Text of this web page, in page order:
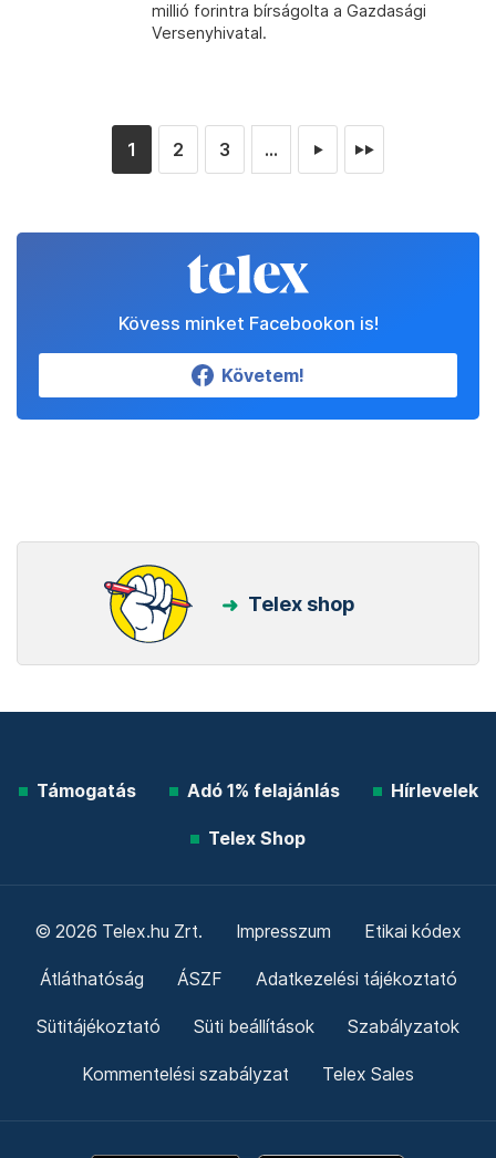
millió forintra bírságolta a Gazdasági
Versenyhivatal.
1 2 3 ... ► ►►
Kövess minket Facebookon is!
Követem!
Telex shop
Támogatás Adó 1% felajánlás Hírlevelek
Telex Shop
© 2026 Telex.hu Zrt. Impresszum Etikai kódex
Átláthatóság ÁSZF Adatkezelési tájékoztató
Sütitájékoztató Süti beállítások Szabályzatok
Kommentelési szabályzat Telex Sales